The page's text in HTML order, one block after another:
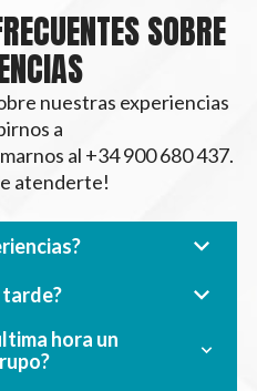
SOBRE
nuestras experiencias
a
al +34 900 680 437.
atenderte!
tarde?
hora un